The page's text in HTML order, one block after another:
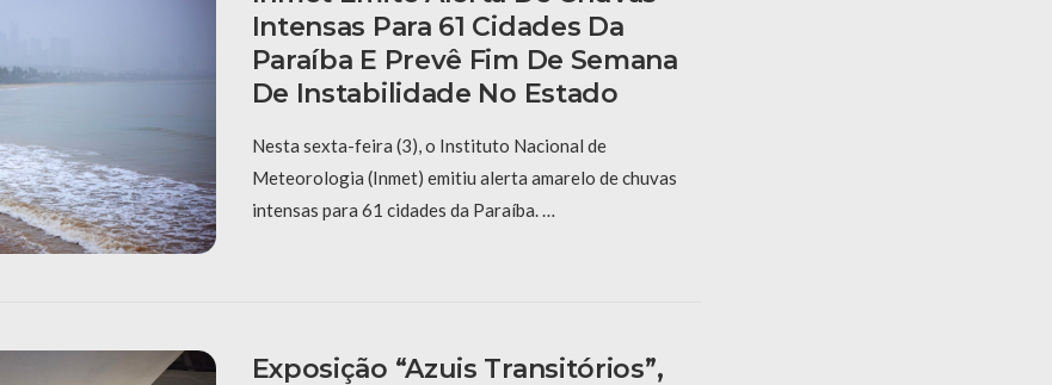
Intensas Para 61 Cidades Da
Paraíba E Prevê Fim De Semana
De Instabilidade No Estado
Nesta sexta-feira (3), o Instituto Nacional de
Meteorologia (Inmet) emitiu alerta amarelo de chuvas
intensas para 61 cidades da Paraíba. …
Exposição “Azuis Transitórios”,